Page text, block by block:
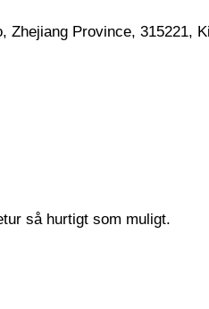
Zhejiang Province, 315221,
så hurtigt som muligt.